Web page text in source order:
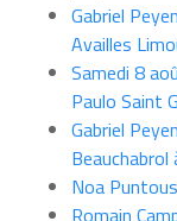
Gabriel
Availles
Samedi 8
Paulo Saint
Gabriel
Beauchabrol
Noa
Romain